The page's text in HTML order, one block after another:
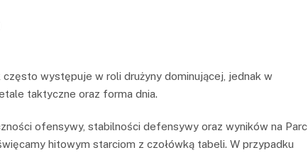
występuje w roli drużyny dominującej, jednak w
taktyczne oraz forma dnia.
ofensywy, stabilności defensywy oraz wyników na Parc
hitowym starciom z czołówką tabeli. W przypadku